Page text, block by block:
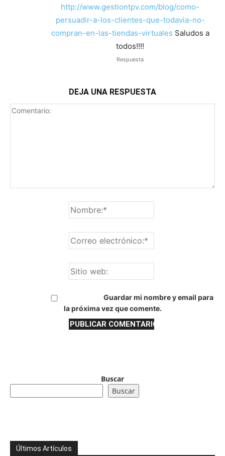
http://www.gestiontpv.com/blog/como-
persuadir-a-los-clientes-que-todavia-no-
compran-en-las-tiendas-virtuales Saludos a
todos!!!!
Respuesta
DEJA UNA RESPUESTA
Guardar mi nombre y email para
la próxima vez que comente.
Buscar
Buscar
Últimos Artículos